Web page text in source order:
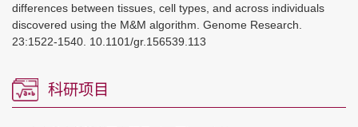
differences between tissues, cell types, and across individuals
discovered using the M&M algorithm. Genome Research.
23:1522-1540. 10.1101/gr.156539.113
科研项目